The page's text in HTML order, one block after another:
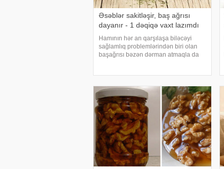
Əsəblər sakitləşir, baş ağrısı
dayanır - 1 dəqiqə vaxt lazımdı
Hamının hər an qarşılaşa biləcəyi
sağlamlıq problemlərindən biri olan
başağrısı bəzən dərman atmaqla da
təbiblərində